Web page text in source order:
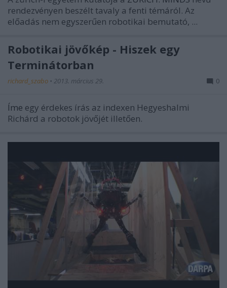
rendezvényen beszélt tavaly a fenti témáról. Az
előadás nem egyszerűen robotikai bemutató, ...
Robotikai jövőkép - Hiszek egy
Terminátorban
richard_szabo • 2013. március 29. 0
Íme egy érdekes írás az indexen Hegyeshalmi
Richárd a robotok jövőjét illetően.